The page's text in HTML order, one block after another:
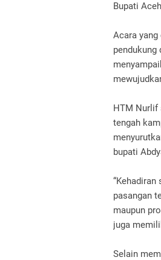
Bupati
Acara yang
HTM Nurlif
tengah
bupati
pasangan
maupun
juga
Selain